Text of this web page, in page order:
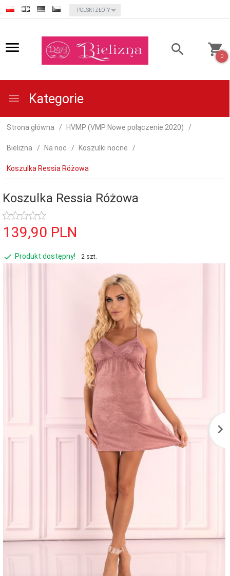
currency_h
POLSKI ZŁOTY
0
Kategorie
Strona główna HVMP (VMP Nowe połączenie 2020)
Bielizna Na noc Koszulki nocne
Koszulka Ressia Różowa
Koszulka Ressia Różowa
139,90 PLN
Produkt dostępny! 2 szt.